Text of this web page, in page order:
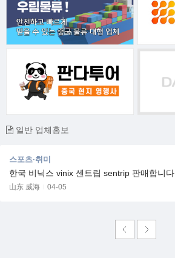
일반 업체홍보
스포츠·취미
한국 비닉스 vinix 센트립 sentrip 판매합니다
山东 威海 04-05